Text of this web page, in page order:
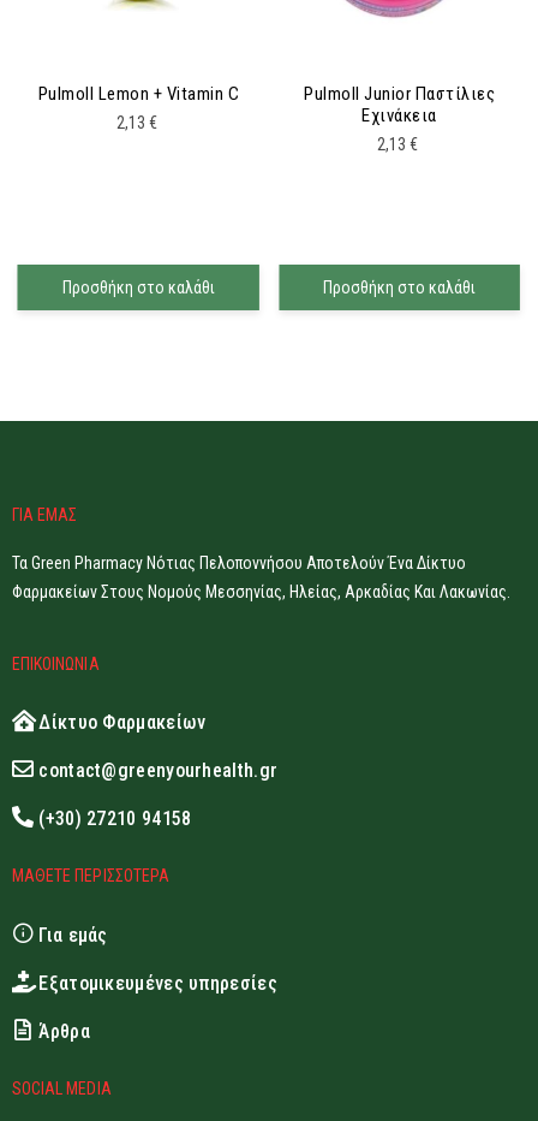
Pulmoll Lemon + Vitamin C
2,13 €
Προσθήκη στο καλάθι
Pulmoll Junior Παστίλιες
Εχινάκεια
2,13€
Προσθήκη στο καλάθι
ΓΙΑ ΕΜΑΣ
Τα Green Pharmacy Νότιας Πελοποννήσου Αποτελούν Ένα Δίκτυο
Φαρμακείων Στους Νομούς Μεσσηνίας, Ηλείας, Αρκαδίας Και Λακωνίας.
ΕΠΙΚΟΙΝΩΝΙΑ
Δίκτυο Φαρμακείων
contact@greenyourhealth.gr
(+30) 27210 94158
ΜΑΘΕΤΕ ΠΕΡΙΣΣΟΤΕΡΑ
Για εμάς
Εξατομικευμένες υπηρεσίες
Άρθρα
SOCIAL MEDIA